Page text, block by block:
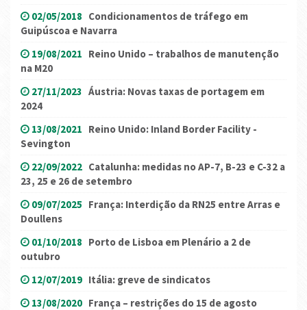
02/05/2018 Condicionamentos de tráfego em
Guipúscoa e Navarra
19/08/2021 Reino Unido – trabalhos de manutenção
na M20
27/11/2023 Áustria: Novas taxas de portagem em
2024
13/08/2021 Reino Unido: Inland Border Facility -
Sevington
22/09/2022 Catalunha: medidas no AP-7, B-23 e C-32 a
23, 25 e 26 de setembro
09/07/2025 França: Interdição da RN25 entre Arras e
Doullens
01/10/2018 Porto de Lisboa em Plenário a 2 de
outubro
12/07/2019 Itália: greve de sindicatos
13/08/2020 França – restrições do 15 de agosto